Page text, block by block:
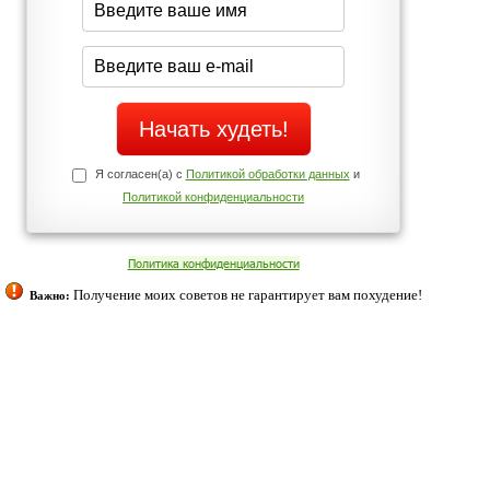
Нет
Телефоны службы поддержки
+7 (909) 421-77-27
cookies. Оставаясь с нами, вы соглашаетесь с нашей
Согласен